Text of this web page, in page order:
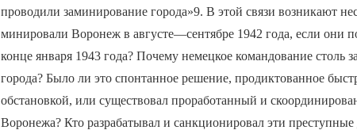
проводили заминирование города»9. В этой связи возникают
минировали Воронеж в августе—сентябре 1942 года, если они
конце января 1943 года? Почему немецкое командование столь
города? Было ли это спонтанное решение, продиктованное
обстановкой, или существовал проработанный и
Воронежа? Кто разрабатывал и санкционировал эти преступные